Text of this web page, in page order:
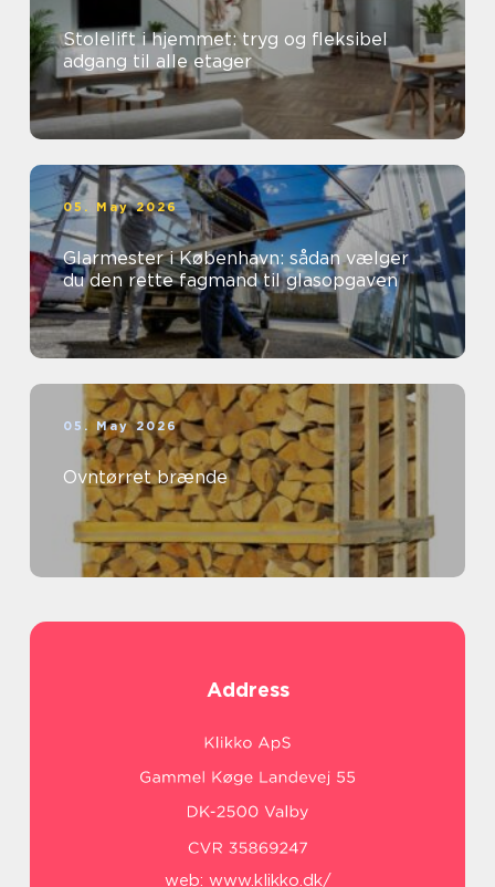
Stolelift i hjemmet: tryg og fleksibel
adgang til alle etager
05. May 2026
Glarmester i København: sådan vælger
du den rette fagmand til glasopgaven
05. May 2026
Ovntørret brænde
Address
web: www.klikko.dk/